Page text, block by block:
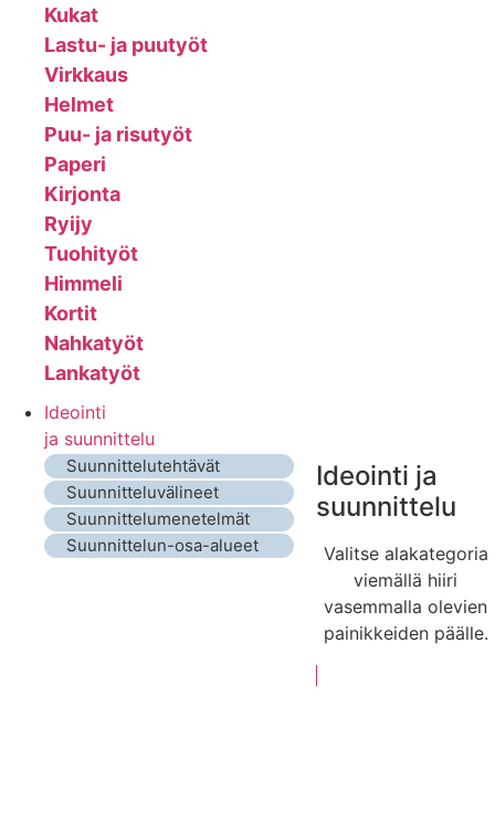
Kukat
Lastu- ja puutyöt
Virkkaus
Helmet
Puu- ja risutyöt
Paperi
Kirjonta
Ryijy
Tuohityöt
Himmeli
Kortit
Nahkatyöt
Lankatyöt
Ideointi
ja suunnittelu
Suunnittelutehtävät
Suunnitteluvälineet
Suunnittelumenetelmät
Suunnittelun-osa-alueet
Ideointi ja
suunnittelu
Valitse alakategoria
viemällä hiiri
vasemmalla olevien
painikkeiden päälle.